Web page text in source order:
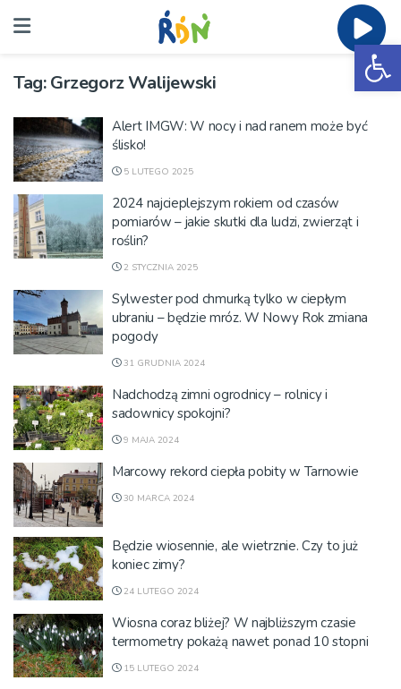
Tag:Grzegorz Walijewski
Alert IMGW: W nocy i nad ranem może być
ślisko!
5 LUTEGO 2025
2024 najcieplejszym rokiem od czasów
pomiarów – jakie skutki dla ludzi, zwierząt i
roślin?
2 STYCZNIA 2025
Sylwester pod chmurką tylko w ciepłym
ubraniu – będzie mróz. W Nowy Rok zmiana
pogody
31 GRUDNIA 2024
Nadchodzą zimni ogrodnicy – rolnicy i
sadownicy spokojni?
9 MAJA 2024
Marcowy rekord ciepła pobity w Tarnowie
30 MARCA 2024
Będzie wiosennie, ale wietrznie. Czy to już
koniec zimy?
24 LUTEGO 2024
Wiosna coraz bliżej? W najbliższym czasie
termometry pokażą nawet ponad 10 stopni
15 LUTEGO 2024